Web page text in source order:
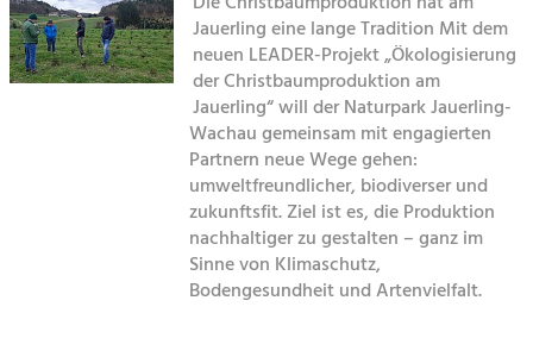
SitemapTourismus
Angebotsentwicklung und
Kunst & Kultur
Handwerk, Wissenschaft und Forschung.
Soziales, Bildung &
Jauerling eine lange Tradition Mit dem
neuen LEADER-Projekt „Ökologisierung
der Christbaumproduktion am
Jauerling“ will der Naturpark Jauerling-
Wachau gemeinsam mit engagierten
Partnern neue Wege gehen:
umweltfreundlicher, biodiverser und
zukunftsfit. Ziel ist es, die Produktion
nachhaltiger zu gestalten – ganz im
Sinne von Klimaschutz,
Bodengesundheit und Artenvielfalt.